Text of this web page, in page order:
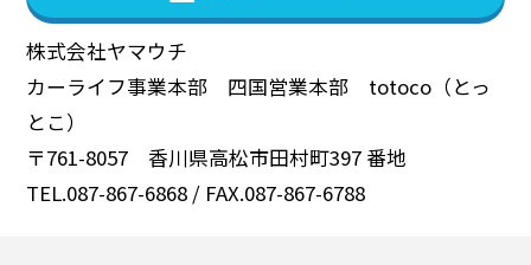
株式会社ヤマウチ
カーライフ事業本部 四国営業本部 totoco（とっ
とこ）
〒761-8057 香川県高松市田村町397 番地
TEL.087-867-6868 / FAX.087-867-6788